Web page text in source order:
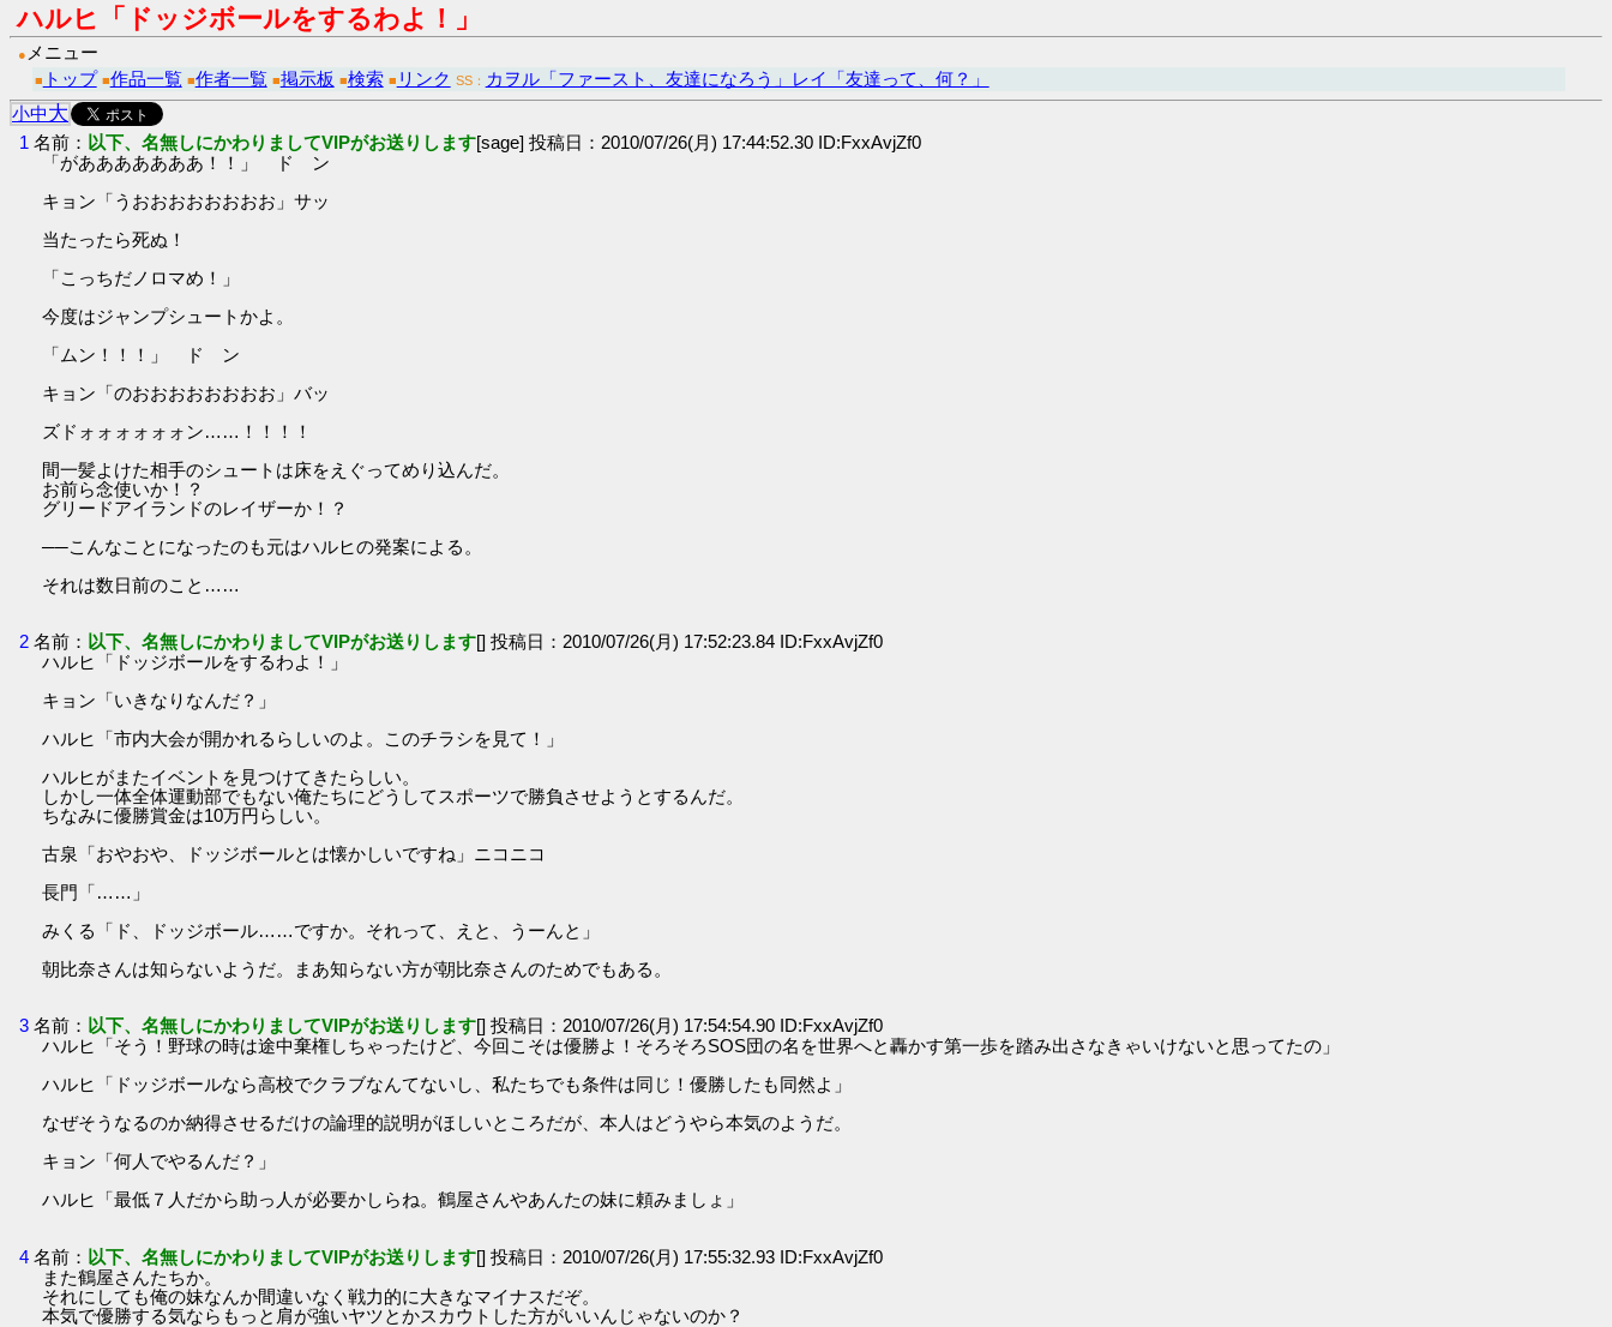
ハルヒ「ドッジボールをするわよ！」
● メニュー
■ トップ ■作品一覧 ■作者一覧 ■掲示板 ■検索 ■ リンク SS： カヲル「ファースト、友達になろう」レイ「友達って、何？」
小中大
1 名前： 以下、名無しにかわりましてVIPがお送りします[sage] 投稿日：2010/07/26(月) 17:44:52.30 ID:FxxAvjZf0
「があああああああ！！」 ド ン
キョン「うおおおおおおおお」サッ
当たったら死ぬ！
「こっちだノロマめ！」
今度はジャンプシュートかよ。
「ムン！！！」 ド ン
キョン「のおおおおおおおお」バッ
ズドォォォォォォン……！！！！
間一髪よけた相手のシュートは床をえぐってめり込んだ。
お前ら念使いか！？
グリードアイランドのレイザーか！？
──こんなことになったのも元はハルヒの発案による。
それは数日前のこと……
2 名前： 以下、名無しにかわりましてVIPがお送りします[] 投稿日：2010/07/26(月) 17:52:23.84 ID:FxxAvjZf0
ハルヒ「ドッジボールをするわよ！」
キョン「いきなりなんだ？」
ハルヒ「市内大会が開かれるらしいのよ。このチラシを見て！」
ハルヒがまたイベントを見つけてきたらしい。
しかし一体全体運動部でもない俺たちにどうしてスポーツで勝負させようとするんだ。
ちなみに優勝賞金は10万円らしい。
古泉「おやおや、ドッジボールとは懐かしいですね」ニコニコ
長門「……」
みくる「ド、ドッジボール……ですか。それって、えと、うーんと」
朝比奈さんは知らないようだ。まあ知らない方が朝比奈さんのためでもある。
3 名前： 以下、名無しにかわりましてVIPがお送りします[] 投稿日：2010/07/26(月) 17:54:54.90 ID:FxxAvjZf0
ハルヒ「そう！野球の時は途中棄権しちゃったけど、今回こそは優勝よ！そろそろSOS団の名を世界へと轟かす第一歩を踏み出さなきゃいけないと思ってたの」
ハルヒ「ドッジボールなら高校でクラブなんてないし、私たちでも条件は同じ！優勝したも同然よ」
なぜそうなるのか納得させるだけの論理的説明がほしいところだが、本人はどうやら本気のようだ。
キョン「何人でやるんだ？」
ハルヒ「最低７人だから助っ人が必要かしらね。鶴屋さんやあんたの妹に頼みましょ」
4 名前： 以下、名無しにかわりましてVIPがお送りします[] 投稿日：2010/07/26(月) 17:55:32.93 ID:FxxAvjZf0
また鶴屋さんたちか。
それにしても俺の妹なんか間違いなく戦力的に大きなマイナスだぞ。
本気で優勝する気ならもっと肩が強いヤツとかスカウトした方がいいんじゃないのか？